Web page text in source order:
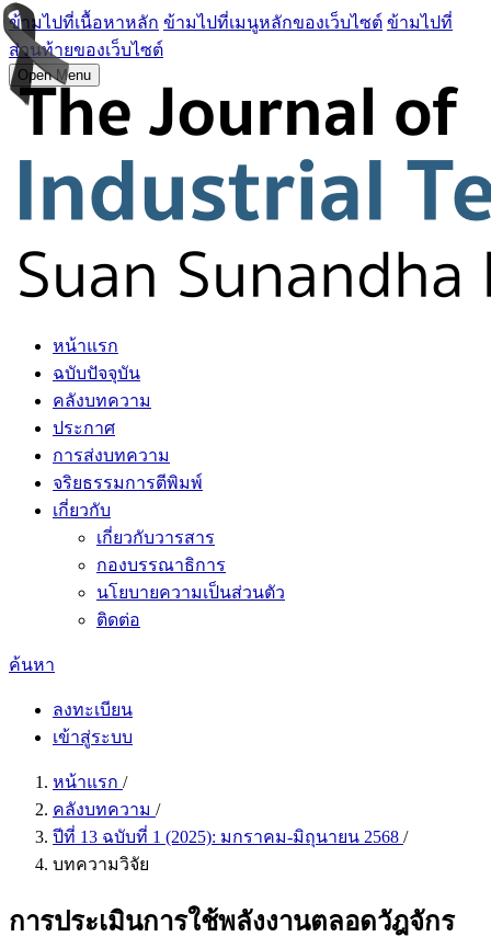
ข้ามไปที่เนื้อหาหลัก ข้ามไปที่เมนูหลักของเว็บไซต์ ข้ามไปที่
ส่วนท้ายของเว็บไซต์
Open Menu
หน้าแรก
ฉบับปัจจุบัน
คลังบทความ
ประกาศ
การส่งบทความ
จริยธรรมการตีพิมพ์
เกี่ยวกับ
เกี่ยวกับวารสาร
กองบรรณาธิการ
นโยบายความเป็นส่วนตัว
ติดต่อ
ค้นหา
ลงทะเบียน
เข้าสู่ระบบ
หน้าแรก /
คลังบทความ /
ปีที่ 13 ฉบับที่ 1 (2025): มกราคม-มิถุนายน 2568 /
บทความวิจัย
การประเมินการใช้พลังงานตลอดวัฎจักร